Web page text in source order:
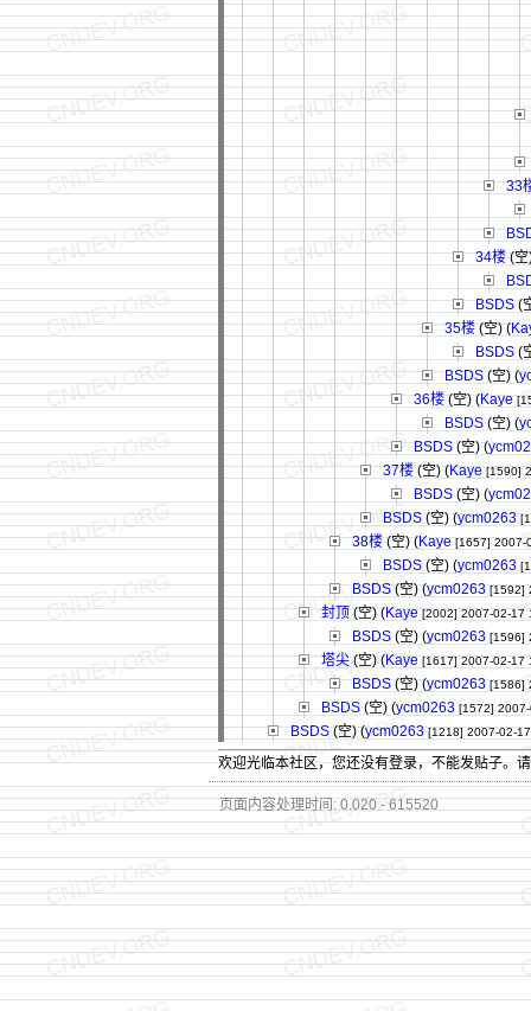
33
34楼(空
BSDS(
35楼(空) (
BSDS (
BSDS(空) (
36楼(空) (Kaye
BSDS (空) (
BSDS(空) (
37楼(空) (Kaye [1590]
BSDS (空) (
BSDS(空) (ycm0263
38楼(空) (Kaye [1657] 2007-
BSDS (空) (ycm0263
BSDS(空) (ycm0263 [1592]
封顶(空) (Kaye [2002] 2007-02-17
BSDS (空) (ycm0263 [1596]
塔尖(空) (Kaye [1617] 2007-02-17
BSDS(空) (ycm0263 [1586]
BSDS (空) (ycm0263 [1572]
BSDS(空) (ycm0263 [1218] 2007-02-
欢迎光临本社区，您还没有登录，不能发贴子。
页面内容处理时间: 0.020 - 615520